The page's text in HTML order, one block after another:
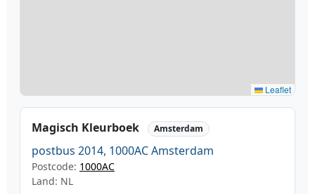
Leaflet
Magisch Kleurboek Amsterdam
postbus 2014, 1000AC Amsterdam
Postcode: 1000AC
Land: NL